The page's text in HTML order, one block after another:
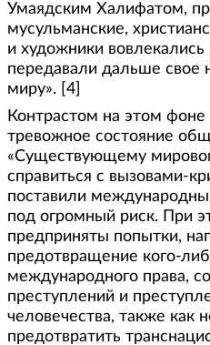
Умаядским Халифатом,
мусульманские,
и художники вовлекались
передавали дальше свое
миру». [4]
Контрастом на этом
тревожное состояние
«Существующему
справиться с вызовами-
поставили
под огромный риск. При
предприняты попытки,
предотвращение кого-
международного права,
преступлений и
человечества, также как
предотвратить